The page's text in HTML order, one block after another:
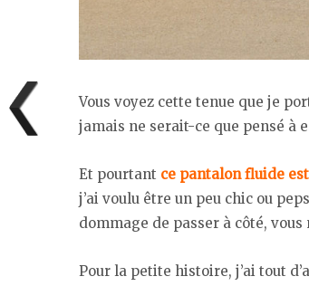
Vous voyez cette tenue que je
jamais ne serait-ce que pensé à
Et pourtant ce pantalon fluide
j’ai voulu être un peu chic ou
dommage de passer à côté, vous
Pour la petite histoire, j’ai tout